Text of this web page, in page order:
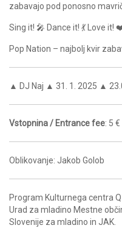
zabavajo pod ponosno
Sing it! 🎤 Dance it! 💃 Love it!
Pop Nation – najbolj kvir
▲ DJ Naj ▲ 31. 1. 2025 ▲
Vstopnina / Entrance fee: 5
Oblikovanje: Jakob Golob
Program Kulturnega centra
Urad za mladino Mestne
Slovenije za mladino in JAK.